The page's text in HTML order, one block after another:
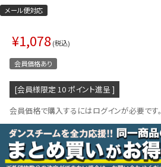
ラ・ニップレス
メール便対応
¥1,078 税込
会員価格あり
[会員様限定 10 ポイント進呈 ]
会員価格で購入するにはログインが必要です。